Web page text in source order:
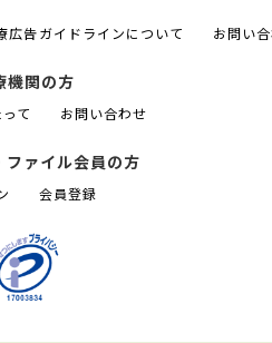
広告ガイドラインについて お問い
機関の方
て お問い合わせ
ファイル会員の方
会員登録